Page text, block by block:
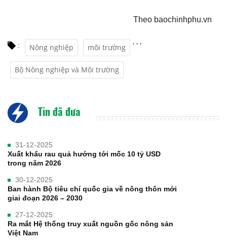
Theo baochinhphu.vn
: Nông nghiệp
,
môi trường
,
Bộ Nông nghiệp và Môi trường
,
Tin đã đưa
31-12-2025
Xuất khẩu rau quả hướng tới mốc 10 tỷ USD
trong năm 2026
30-12-2025
Ban hành Bộ tiêu chí quốc gia về nông thôn mới
giai đoạn 2026 – 2030
27-12-2025
Ra mắt Hệ thống truy xuất nguồn gốc nông sản
Việt Nam